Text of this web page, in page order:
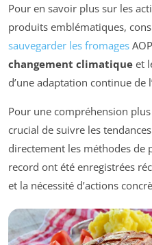
Pour en savoir plus sur les
produits emblématiques,
sauvegarder les fromages
changement climatique et
d’une adaptation continue de
Pour une compréhension
crucial de suivre les
directement les méthodes de
record ont été enregistrées
et la nécessité d’actions